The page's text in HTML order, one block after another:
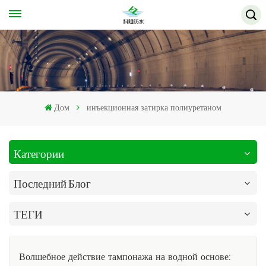
Дом инъекционная затирка полиуретаном
Категории
Последний Блог
ТЕГИ
Волшебное действие тампонажа на водной основе: